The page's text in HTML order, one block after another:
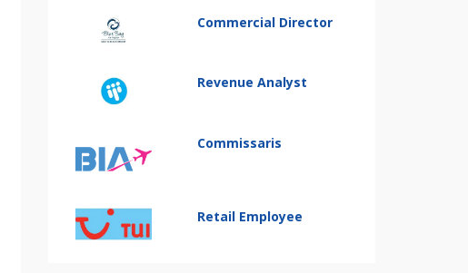
Commercial Director
Revenue Analyst
Commissaris
Retail Employee